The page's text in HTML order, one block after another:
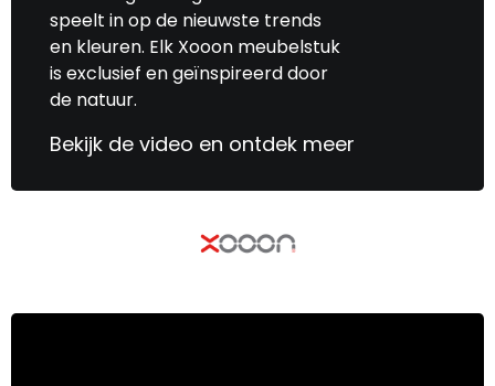
speelt in op de nieuwste trends
en kleuren. Elk Xooon meubelstuk
is exclusief en geïnspireerd door
de natuur.
Bekijk de video en ontdek meer